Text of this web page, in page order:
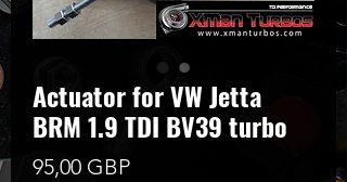
Actuator for VW Jetta
BRM 1.9 TDI BV39 turbo
95,00 GBPCena